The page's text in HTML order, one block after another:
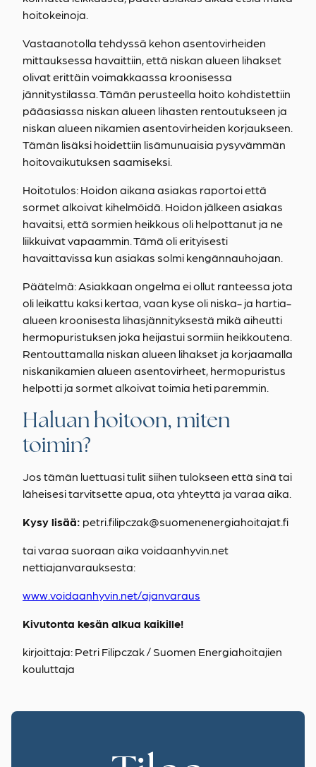
hoitokeinoja.
Vastaanotolla tehdyssä kehon asentovirheiden
mittauksessa havaittiin, että niskan alueen lihakset
olivat erittäin voimakkaassa kroonisessa
jännitystilassa. Tämän perusteella hoito kohdistettiin
pääasiassa niskan alueen lihasten rentoutukseen ja
niskan alueen nikamien asentovirheiden korjaukseen.
Tämän lisäksi hoidettiin lisämunuaisia pysyvämmän
hoitovaikutuksen saamiseksi.
Hoitotulos: Hoidon aikana asiakas raportoi että
sormet alkoivat kihelmöidä. Hoidon jälkeen asiakas
havaitsi, että sormien heikkous oli helpottanut ja ne
liikkuivat vapaammin. Tämä oli erityisesti
havaittavissa kun asiakas solmi kengännauhojaan.
Päätelmä: Asiakkaan ongelma ei ollut ranteessa jota
oli leikattu kaksi kertaa, vaan kyse oli niska- ja hartia-
alueen kroonisesta lihasjännityksestä mikä aiheutti
hermopuristuksen joka heijastui sormiin heikkoutena.
Rentouttamalla niskan alueen lihakset ja korjaamalla
niskanikamien alueen asentovirheet, hermopuristus
helpotti ja sormet alkoivat toimia heti paremmin.
Haluan hoitoon, miten
toimin?
Jos tämän luettuasi tulit siihen tulokseen että sinä tai
läheisesi tarvitsette apua, ota yhteyttä ja varaa aika.
Kysy lisää: petri.filipczak@suomenenergiahoitajat.fi
tai varaa suoraan aika voidaanhyvin.net
nettiajanvarauksesta:
www.voidaanhyvin.net/ajanvaraus
Kivutonta kesän alkua kaikille!
kirjoittaja: Petri Filipczak / Suomen Energiahoitajien
kouluttaja